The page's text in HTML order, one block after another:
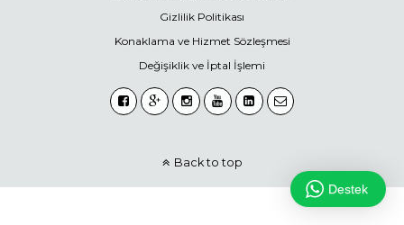
Gizlilik Politikası
Konaklama ve Hizmet Sözleşmesi
Değişiklik ve İptal İşlemi
Back to top
Destek